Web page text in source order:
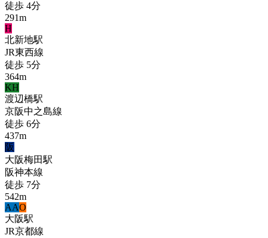
徒歩 4分
291m
H
北新地駅
JR東西線
徒歩 5分
364m
KH
渡辺橋駅
京阪中之島線
徒歩 6分
437m
阪
大阪梅田駅
阪神本線
徒歩 7分
542m
AAO
大阪駅
JR京都線